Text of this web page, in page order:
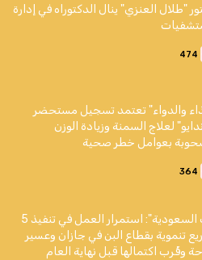
"طلال العنزي" ينال الدكتوراه في إدارة
474
والدواء" تعتمد تسجيل مستحضر
لعلاج السمنة وزيادة الوزن
بعوامل خطر صحية
364
"ريف السعودية": استمرار العمل في تنفيذ 5
تنموية بقطاع البن في جازان وعسير
وقُرب اكتمالها قبل نهاية العام